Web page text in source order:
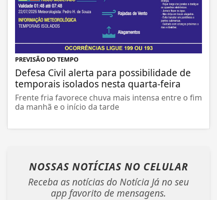
PREVISÃO DO TEMPO
Defesa Civil alerta para possibilidade de
temporais isolados nesta quarta-feira
Frente fria favorece chuva mais intensa entre o fim
da manhã e o início da tarde
NOSSAS NOTÍCIAS NO CELULAR
Receba as notícias do Notícia Já no seu
app favorito de mensagens.